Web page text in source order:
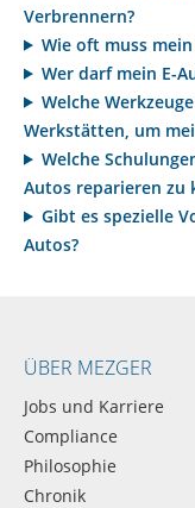
Verbrennern?
Wie oft muss
Wer darf mein E-
Welche
Werkstätten, um
Welche
Autos reparieren zu
Gibt es spezielle
Autos?
ÜBER MEZGER
Jobs und Karriere
Compliance
Philosophie
Chronik